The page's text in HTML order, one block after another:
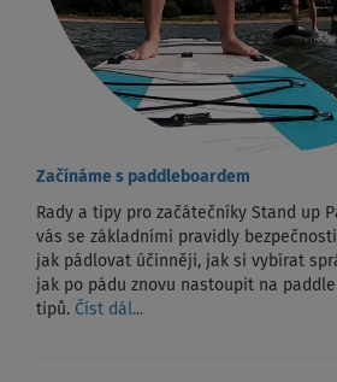
Začínáme s paddleboardem
Rady a tipy pro začátečníky Stand up
vás se základními pravidly
jak pádlovat účinněji, jak si vybírat
jak po pádu znovu nastoupit na
tipů. Číst dál...